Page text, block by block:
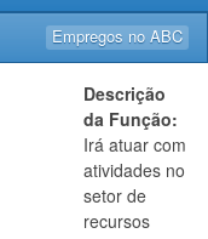
Empregos no ABC
Descrição
da Função:
Irá atuar com
atividades no
setor de
recursos